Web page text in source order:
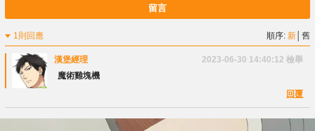
留言
1則回應 順序:新 │舊
漢堡經理 2023-06-30 14:40:12 檢舉
魔術雞塊機
回覆